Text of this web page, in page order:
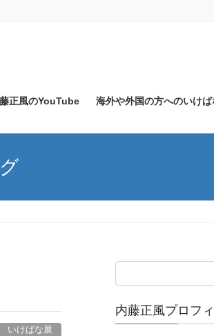
正風のYouTube 海外や外国の方へのいけば
いけばな展
内藤正風プロフ